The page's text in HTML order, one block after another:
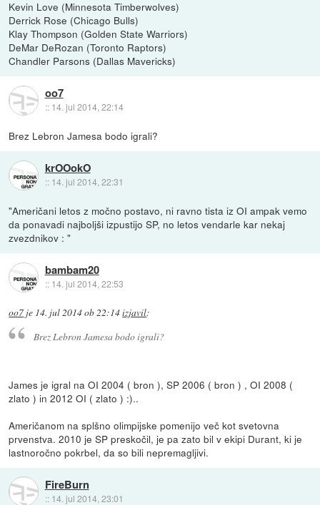
Kevin Love (Minnesota Timberwolves)
Derrick Rose (Chicago Bulls)
Klay Thompson (Golden State Warriors)
DeMar DeRozan (Toronto Raptors)
Chandler Parsons (Dallas Mavericks)
oo7
:: 14. jul 2014, 22:14
Brez Lebron Jamesa bodo igrali?
krOOokO
:: 14. jul 2014, 22:31
"Američani letos z močno postavo, ni ravno tista iz OI ampak vemo
da ponavadi najboljši izpustijo SP, no letos vendarle kar nekaj
zvezdnikov : "
bambam20
:: 14. jul 2014, 22:53
oo7 je 14. jul 2014 ob 22:14izjavil:
Brez Lebron Jamesa bodo igrali?
James je igral na OI 2004 ( bron ), SP 2006 ( bron ) , OI 2008 (
zlato ) in 2012 OI ( zlato ) :)..
Američanom na splšno olimpijske pomenijo več kot svetovna
prvenstva. 2010 je SP preskočil, je pa zato bil v ekipi Durant, ki je
lastnoročno pokrbel, da so bili nepremagljivi.
FireBurn
:: 14. jul 2014, 23:01